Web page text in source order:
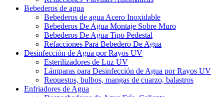
Bebederos de agua
Bebederos de agua Acero Inoxidable
Bebederos De Agua Montaje Sobre Muro
Bebederos De Agua Tipo Pedestal
Refacciones Para Bebedero De Agua
Desinfección de Agua por Rayos UV
Esterilizadores de Luz UV
Lámparas para Desinfección de Agua por Rayos UV
Repuestos, bulbos, mangas de cuarzo, balastros
Enfriadores de Agua